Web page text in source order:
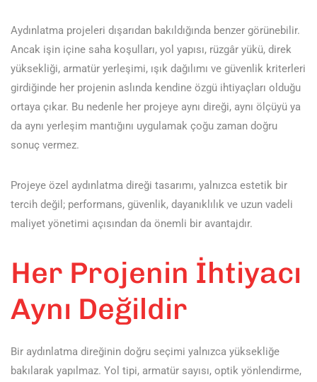
Aydınlatma projeleri dışarıdan bakıldığında benzer görünebilir.
Ancak işin içine saha koşulları, yol yapısı, rüzgâr yükü, direk
yüksekliği, armatür yerleşimi, ışık dağılımı ve güvenlik kriterleri
girdiğinde her projenin aslında kendine özgü ihtiyaçları olduğu
ortaya çıkar. Bu nedenle her projeye aynı direği, aynı ölçüyü ya
da aynı yerleşim mantığını uygulamak çoğu zaman doğru
sonuç vermez.
Projeye özel aydınlatma direği tasarımı, yalnızca estetik bir
tercih değil; performans, güvenlik, dayanıklılık ve uzun vadeli
maliyet yönetimi açısından da önemli bir avantajdır.
Her Projenin İhtiyacı
Aynı Değildir
Bir aydınlatma direğinin doğru seçimi yalnızca yüksekliğe
bakılarak yapılmaz. Yol tipi, armatür sayısı, optik yönlendirme,